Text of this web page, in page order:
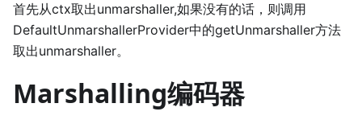
首先从ctx取出unmarshaller,如果没有的话，则调用
DefaultUnmarshallerProvider中的getUnmarshaller方法
取出unmarshaller。
Marshalling编码器